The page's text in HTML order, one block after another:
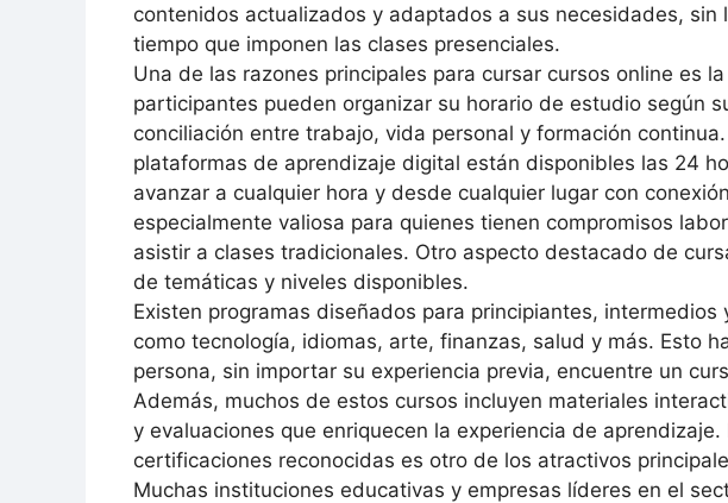
contenidos actualizados y adaptados a sus necesidades, sin
tiempo que imponen las clases presenciales.
Una de las razones principales para cursar cursos online es
participantes pueden organizar su horario de estudio según
conciliación entre trabajo, vida personal y formación
plataformas de aprendizaje digital están disponibles las 24
avanzar a cualquier hora y desde cualquier lugar con
especialmente valiosa para quienes tienen compromisos
asistir a clases tradicionales. Otro aspecto destacado de
de temáticas y niveles disponibles.
Existen programas diseñados para principiantes,
como tecnología, idiomas, arte, finanzas, salud y más. Esto
persona, sin importar su experiencia previa, encuentre un
Además, muchos de estos cursos incluyen materiales
y evaluaciones que enriquecen la experiencia de
certificaciones reconocidas es otro de los atractivos
Muchas instituciones educativas y empresas líderes en el